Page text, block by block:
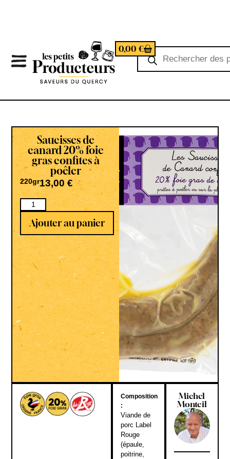
0,00 €
220gr13,00€
Ajouter au panier
Saucisses de
canard 20% foie
gras confites à
poêler
Composition
:
Viande de
porc Label
Rouge
(épaule,
poitrine,
Michel
Monteil